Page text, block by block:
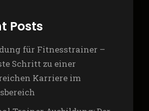
Posts
für Fitnesstrainer –
Schritt zu einer
Karriere im